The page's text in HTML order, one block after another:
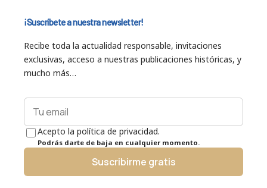
¡Suscríbete a nuestra newsletter!
Recibe toda la actualidad responsable, invitaciones
exclusivas, acceso a nuestras publicaciones históricas, y
mucho más…
Acepto la política de privacidad.
Podrás darte de baja en cualquier momento.
Suscribirme gratis